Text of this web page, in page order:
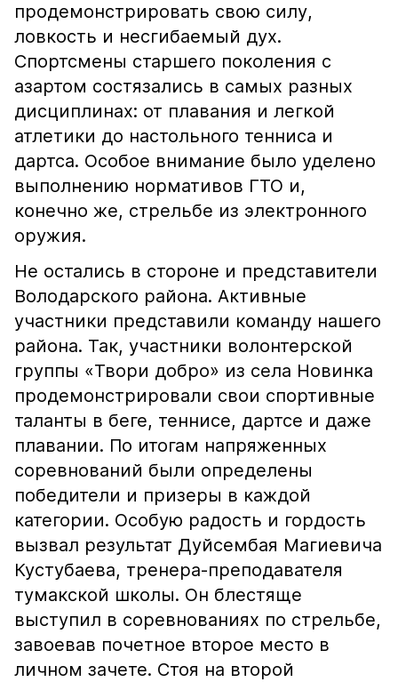
продемонстрировать свою силу,
ловкость и несгибаемый дух.
Спортсмены старшего поколения с
азартом состязались в самых разных
дисциплинах: от плавания и легкой
атлетики до настольного тенниса и
дартса. Особое внимание было уделено
выполнению нормативов ГТО и,
конечно же, стрельбе из электронного
оружия.
Не остались в стороне и представители
Володарского района. Активные
участники представили команду нашего
района. Так, участники волонтерской
группы «Твори добро» из села Новинка
продемонстрировали свои спортивные
таланты в беге, теннисе, дартсе и даже
плавании. По итогам напряженных
соревнований были определены
победители и призеры в каждой
категории. Особую радость и гордость
вызвал результат Дуйсембая Магиевича
Кустубаева, тренера-преподавателя
тумакской школы. Он блестяще
выступил в соревнованиях по стрельбе,
завоевав почетное второе место в
личном зачете. Стоя на второй